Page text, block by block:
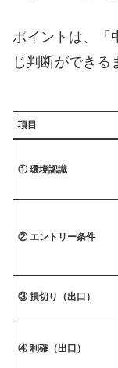
ポイントは、「
じ判断ができる
項目
① 環境認識
② エントリー条件
③ 損切り（出口）
④ 利確（出口）